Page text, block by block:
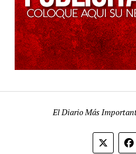
El Diario Más